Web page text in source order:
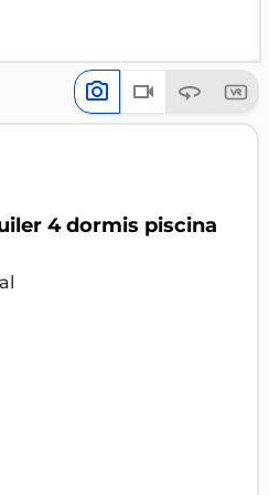
4 dormis piscina